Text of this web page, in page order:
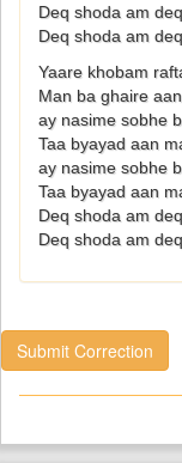
Deq shoda am
Deq shoda am
Yaare khobam
Man ba ghaire
ay nasime sobhe
Taa byayad aan
ay nasime sobhe
Taa byayad aan
Deq shoda am
Deq shoda am
Submit Correction